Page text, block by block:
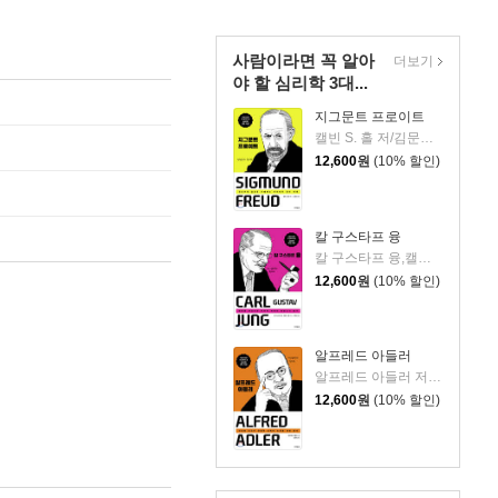
사람이라면 꼭 알아
야 할 심리학 3대...
지그문트 프로이트
캘빈 S. 홀 저/김문성 역
12,600원 (10% 할인)
칼 구스타프 융
칼 구스타프 융,캘빈 S. 홀 저/이현성 역
12,600원 (10% 할인)
알프레드 아들러
알프레드 아들러 저/김문성 역
12,600원 (10% 할인)
더보기